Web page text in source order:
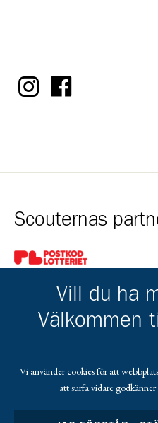
Scouternas
Gå till pl_50
Kårens partners
Gå till https://gvb.nu/
Vill du ha
Välkommen
Vi använder cookies för att
att surfa vidare